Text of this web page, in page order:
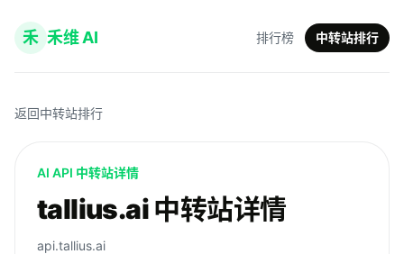
禾 禾维 AI 排行榜 中转站排行
返回中转站排行
AI API 中转站详情
tallius.ai 中转站详情
api.tallius.ai